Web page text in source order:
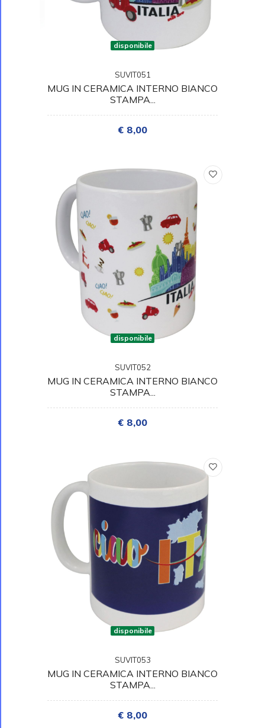
disponibile
SUVIT051
MUG IN CERAMICA INTERNO BIANCO
STAMPA...
€ 8,00
disponibile
SUVIT052
MUG IN CERAMICA INTERNO BIANCO
STAMPA...
€ 8,00
disponibile
SUVIT053
MUG IN CERAMICA INTERNO BIANCO
STAMPA...
€ 8,00